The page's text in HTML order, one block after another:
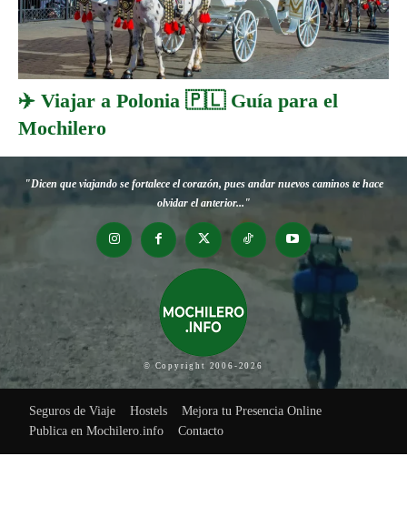
✈️ Viajar a Polonia 🇵🇱 Guía para el
Mochilero
"Dicen que viajando se fortalece el corazón, pues andar nuevos caminos te hace
olvidar el anterior..."
© Copyright 2006-2026
Seguros de Viaje Hostels
Mejora tu Presencia Online
Publica en Mochilero.info
Contacto